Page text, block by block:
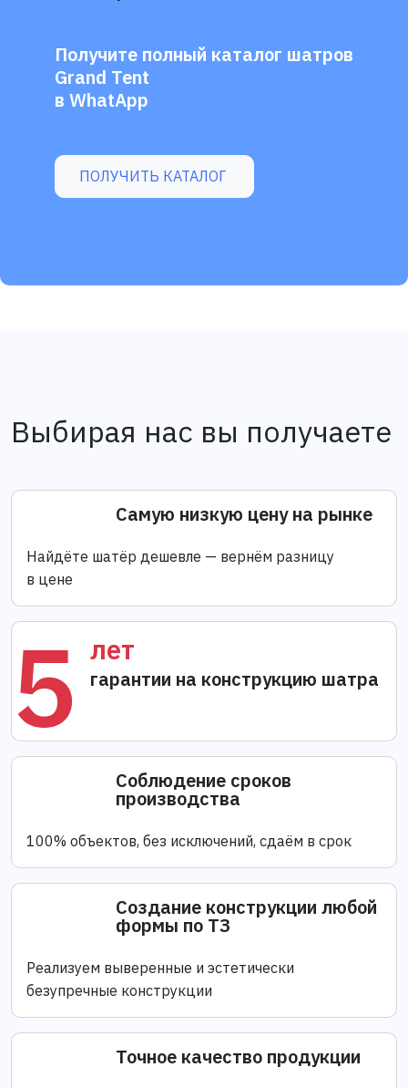
Получите полный каталог шатров
Grand Tent
в WhatApp
ПОЛУЧИТЬ КАТАЛОГ
Выбирая нас вы получаете
Самую низкую цену на рынке
Найдёте шатёр дешевле — вернём разницу
в цене
5 лет
гарантии на конструкцию шатра
Соблюдение сроков
производства
100% объектов, без исключений, сдаём в срок
Создание конструкции любой
формы по ТЗ
Реализуем выверенные и эстетически
безупречные конструкции
Точное качество продукции